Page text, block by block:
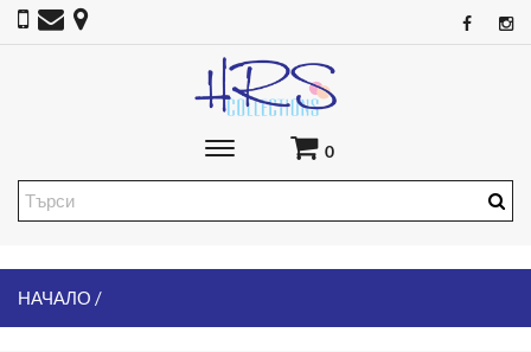
Toggle
main
0
НАЧАЛО